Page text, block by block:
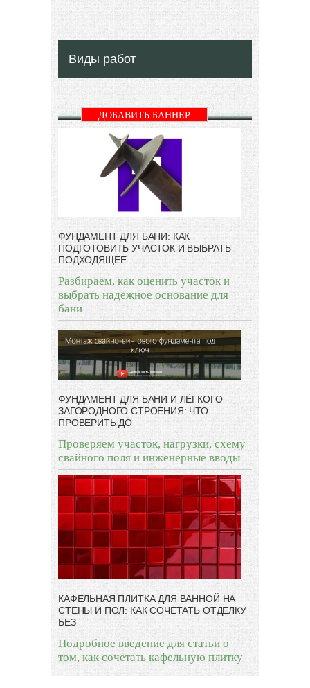
Виды работ
ДОБАВИТЬ БАННЕР
ФУНДАМЕНТ ДЛЯ БАНИ: КАК
ПОДГОТОВИТЬ УЧАСТОК И ВЫБРАТЬ
ПОДХОДЯЩЕЕ
Разбираем, как оценить участок и
выбрать надежное основание для
бани
ФУНДАМЕНТ ДЛЯ БАНИ И ЛЁГКОГО
ЗАГОРОДНОГО СТРОЕНИЯ: ЧТО
ПРОВЕРИТЬ ДО
Проверяем участок, нагрузки, схему
свайного поля и инженерные вводы
КАФЕЛЬНАЯ ПЛИТКА ДЛЯ ВАННОЙ НА
СТЕНЫ И ПОЛ: КАК СОЧЕТАТЬ ОТДЕЛКУ
БЕЗ
Подробное введение для статьи о
том, как сочетать кафельную плитку